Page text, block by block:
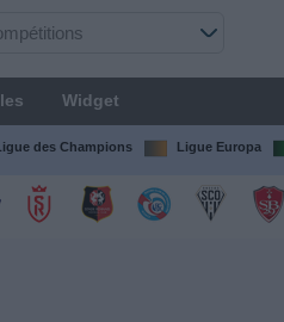
Widget
des Champions Ligue Europa